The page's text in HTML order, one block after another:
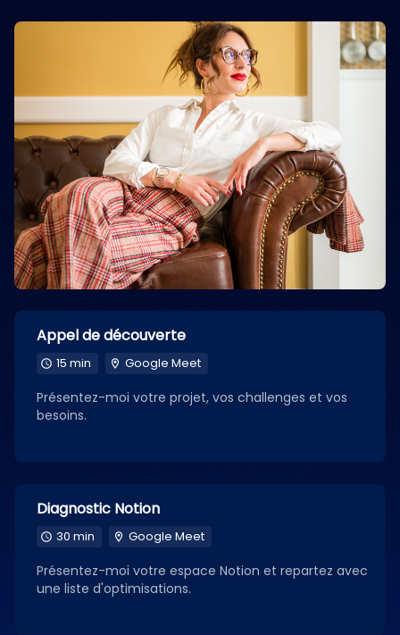
Appel de découverte
15 min Google Meet
Présentez-moi votre projet, vos challenges et vos
besoins.
Diagnostic Notion
30 min Google Meet
Présentez-moi votre espace Notion et repartez avec
une liste d'optimisations.